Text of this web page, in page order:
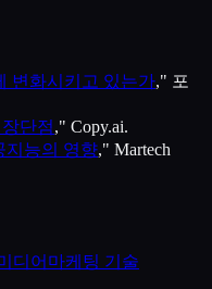
변화시키고 있는가," 포
단점," Copy.ai.
지능의 영향," Martech
디어 마케팅 기술